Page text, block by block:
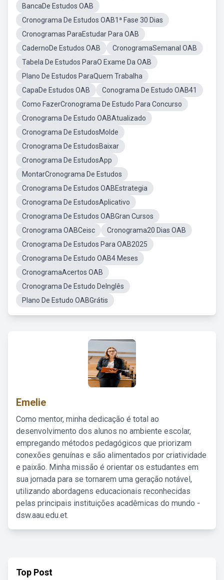
BancaDe Estudos OAB
Cronograma De Estudos OAB1ª Fase 30 Dias
Cronogramas ParaEstudar Para OAB
CadernoDe Estudos OAB
CronogramaSemanal OAB
Tabela De Estudos ParaO Exame Da OAB
Plano De Estudos ParaQuem Trabalha
CapaDe Estudos OAB
Conograma De Estudo OAB41
Como FazerCronograma De Estudo Para Concurso
Cronograma De Estudo OABAtualizado
Cronograma De EstudosMolde
Cronograma De EstudosBaixar
Cronograma De EstudosApp
MontarCronograma De Estudos
Cronograma De Estudos OABEstrategia
Cronograma De EstudosAplicativo
Cronograma De Estudos OABGran Cursos
Cronograma OABCeisc
Cronograma20 Dias OAB
Cronograma De Estudos Para OAB2025
Cronograma De Estudo OAB4 Meses
CronogramaAcertos OAB
Cronograma De Estudo DeInglês
Plano De Estudo OABGrátis
Emelie
Como mentor, minha dedicação é total ao
desenvolvimento dos alunos no ambiente escolar,
empregando métodos pedagógicos que priorizam
conexões genuínas e são alimentados por criatividade
e paixão. Minha missão é orientar os estudantes em
sua jornada para se tornarem uma geração notável,
utilizando abordagens educacionais reconhecidas
pelas principais instituições acadêmicas do mundo -
dsw.aau.edu.et.
Top Post